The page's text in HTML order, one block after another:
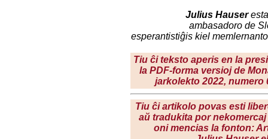
Julius Hauser
ambasadoro de
esperantistiĝis kiel
Tiu ĉi teksto aperis en la
la PDF-forma versioj de
jarkolekto 2022, numero
Tiu ĉi artikolo povas esti
aŭ tradukita por
oni mencias la fonton: